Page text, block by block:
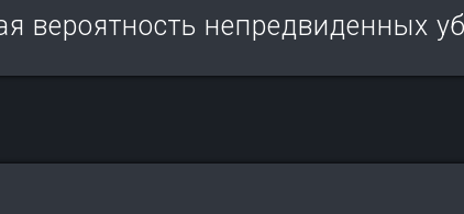
непредвиденных